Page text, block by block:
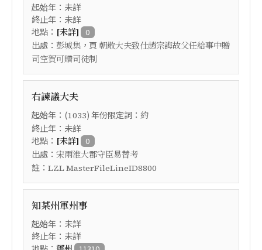
起始年：未詳
終止年：未詳
地點： [未詳] 0
出處： 彭城集 ，頁 朝散大夫致仕趙宗誨故父任給事中贈
司空賀可贈司徒制
右諫議大夫
起始年：(1033) 年份限定詞： 約
終止年：未詳
地點： [未詳] 0
出處： 宋兩淮大郡守臣易替考
註： LZL MasterFileLineID8800
知某州軍州事
起始年：未詳
終止年：未詳